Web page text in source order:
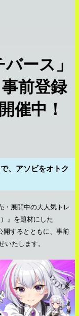
ース」
前登録
催中！
、アソビをオトク
・展開中の大人気トレ
』を題材にした
開するとともに、事前
たします。